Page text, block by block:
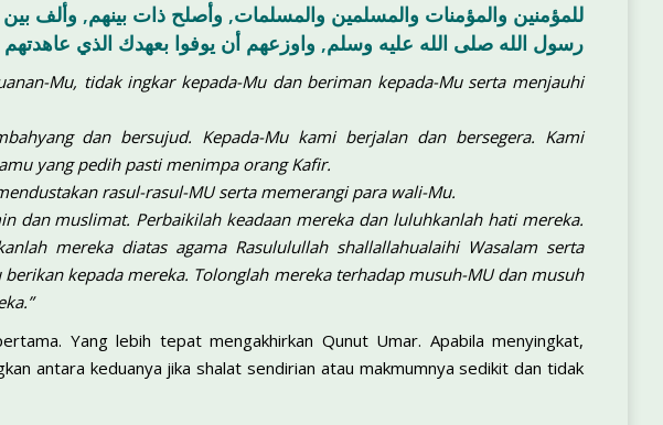
للمؤمنين والمؤمنات والمسلمين والمسلمات, وأصلح ذات بينهم, وألف
رسول الله صلى الله عليه وسلم, واوزعهم أن يوفوا بعهدك الذي
Mu, tidak ingkar kepada-Mu dan beriman kepada-Mu serta menjauhi
dan bersujud. Kepada-Mu kami berjalan dan bersegera. Kami
yang pedih pasti menimpa orang Kafir.
rasul-rasul-MU serta memerangi para wali-Mu.
dan muslimat. Perbaikilah keadaan mereka dan luluhkanlah hati mereka.
mereka diatas agama Rasululullah shallallahualaihi Wasalam serta
kepada mereka. Tolonglah mereka terhadap musuh-MU dan musuh
Yang lebih tepat mengakhirkan Qunut Umar. Apabila menyingkat,
antara keduanya jika shalat sendirian atau makmumnya sedikit dan tidak